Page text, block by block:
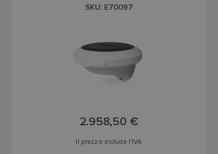
SKU: E70097
2.958,50 €
Il prezzo include l'IVA